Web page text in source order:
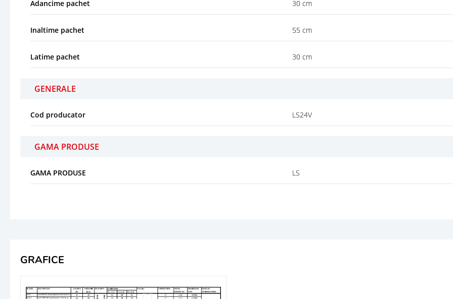
Adancime pachet 30 cm
Inaltime pachet 55 cm
Latime pachet 30 cm
GENERALE
Cod producator LS24V
GAMA PRODUSE
GAMA PRODUSE LS
GRAFICE